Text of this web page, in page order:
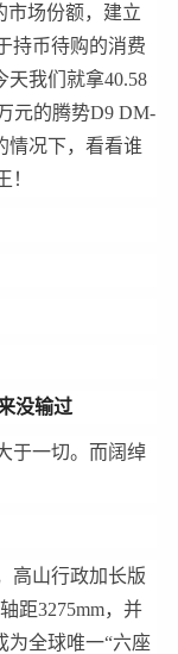
市场份额，建立
持币待购的消费
我们就拿40.58
元的腾势D9 DM-
情况下，看看谁
！
没输过
于一切。而阔绰
高山行政加长版
距3275mm，并
为全球唯一“六座